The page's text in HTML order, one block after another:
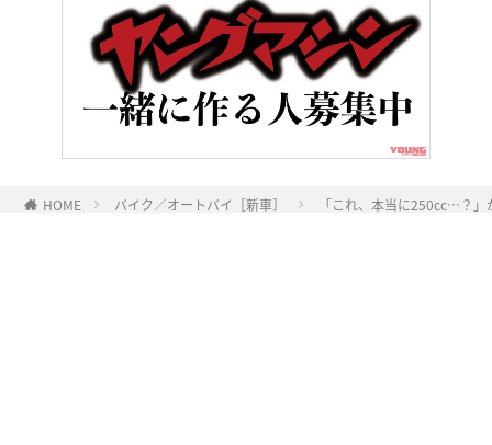
HOME バイク／オートバイ［新車］ 「これ、本当に250cc…？